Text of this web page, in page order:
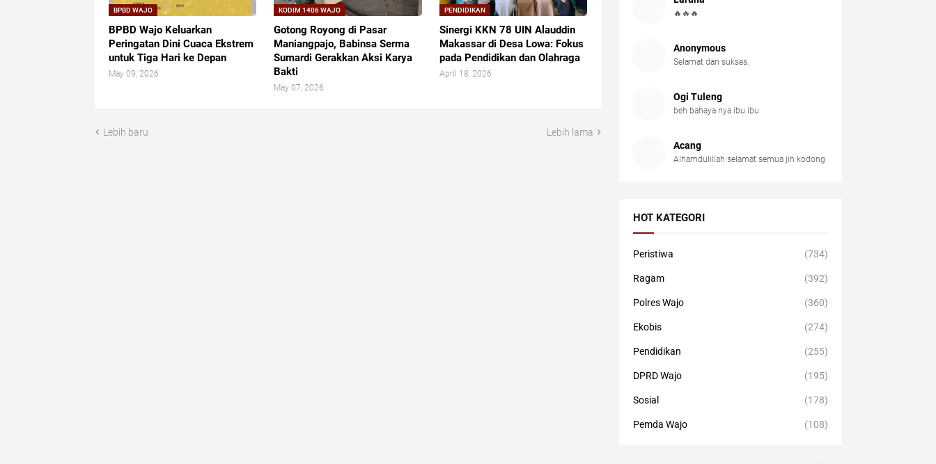
BPBD WAJO
BPBD Wajo Keluarkan
Peringatan Dini Cuaca Ekstrem
untuk Tiga Hari ke Depan
May 09, 2026
KODIM 1406 WAJO
Gotong Royong di Pasar
Maniangpajo, Babinsa Serma
Sumardi Gerakkan Aksi Karya
Bakti
May 07, 2026
PENDIDIKAN
Sinergi KKN 78 UIN Alauddin
Makassar di Desa Lowa: Fokus
pada Pendidikan dan Olahraga
April 18, 2026
Lebih baru Lebih lama
🔥🔥🔥
Anonymous
Selamat dan sukses.
Ogi Tuleng
beh bahaya nya ibu ibu
Acang
Alhamdulillah selamat semua jih kodong
HOT KATEGORI
Peristiwa (734)
Ragam (392)
Polres Wajo (360)
Ekobis (274)
Pendidikan (255)
DPRD Wajo (195)
Sosial (178)
Pemda Wajo (108)